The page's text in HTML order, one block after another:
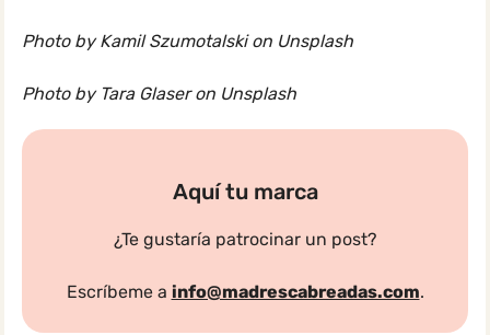
Photo by Kamil Szumotalski on Unsplash
Photo by Tara Glaser on Unsplash
Aquí tu marca
¿Te gustaría patrocinar un post?
Escríbeme a info@madrescabreadas.com.